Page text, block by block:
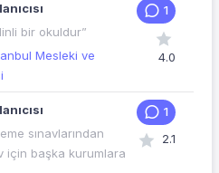
bir okuldur”
Mesleki ve
1
4.0
sınavlarından
için başka kurumlara
1
2.1